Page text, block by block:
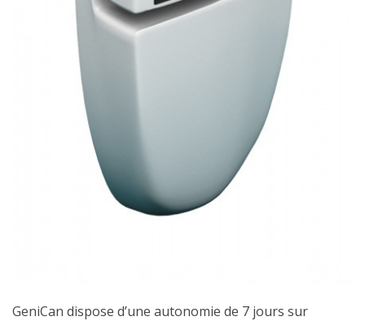
GeniCan dispose d’une autonomie de 7 jours sur